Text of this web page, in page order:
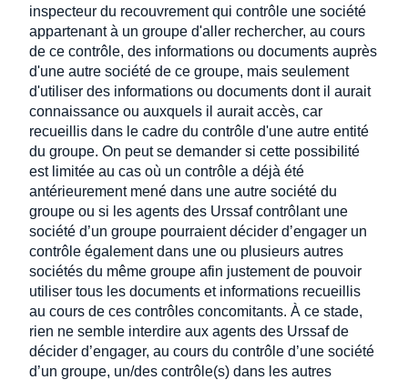
inspecteur du recouvrement qui contrôle une société
appartenant à un groupe d'aller rechercher, au cours
de ce contrôle, des informations ou documents auprès
d'une autre société de ce groupe, mais seulement
d'utiliser des informations ou documents dont il aurait
connaissance ou auxquels il aurait accès, car
recueillis dans le cadre du contrôle d'une autre entité
du groupe. On peut se demander si cette possibilité
est limitée au cas où un contrôle a déjà été
antérieurement mené dans une autre société du
groupe ou si les agents des Urssaf contrôlant une
société d’un groupe pourraient décider d’engager un
contrôle également dans une ou plusieurs autres
sociétés du même groupe afin justement de pouvoir
utiliser tous les documents et informations recueillis
au cours de ces contrôles concomitants. À ce stade,
rien ne semble interdire aux agents des Urssaf de
décider d’engager, au cours du contrôle d’une société
d’un groupe, un/des contrôle(s) dans les autres